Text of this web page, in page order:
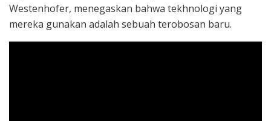
Westenhofer, menegaskan bahwa tekhnologi yang
mereka gunakan adalah sebuah terobosan baru.